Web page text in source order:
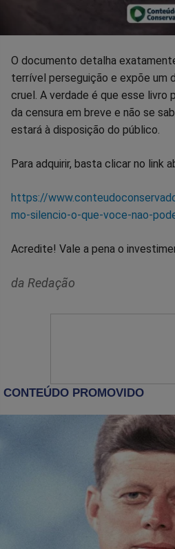
O documento detalha
terrível perseguição e expõe um
cruel. A verdade é que esse livro
da censura em breve e não se
estará à disposição do público.
Para adquirir, basta clicar no link
https://
mo-silencio-o-que-voce-nao-
Acredite! Vale a pena o
da Redação